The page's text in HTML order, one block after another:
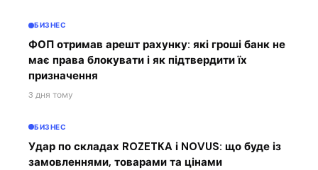
БИЗНЕС
ФОП отримав арешт рахунку: які гроші банк не
має права блокувати і як підтвердити їх
призначення
3 дня тому
БИЗНЕС
Удар по складах ROZETKA і NOVUS: що буде із
замовленнями, товарами та цінами